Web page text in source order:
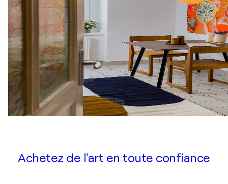
Achetez de l'art en toute confiance